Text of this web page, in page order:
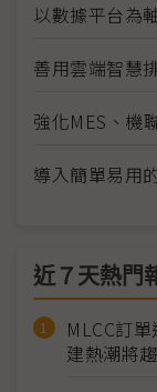
以數據平台為
善用雲端智慧
強化MES、機
導入簡單易用
近７天熱門
MLCC訂
建熱潮將